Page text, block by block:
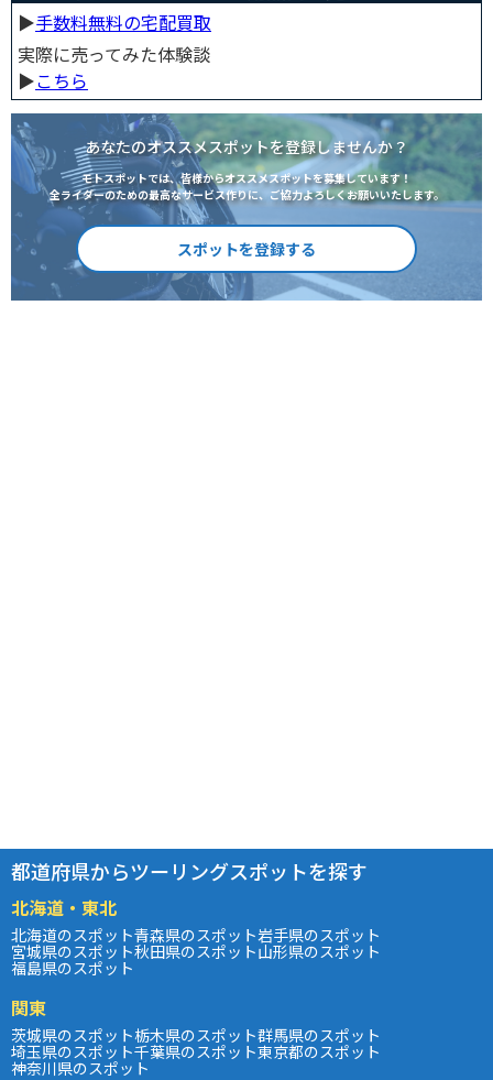
▶︎手数料無料の宅配買取
実際に売ってみた体験談
▶︎こちら
あなたのオススメスポットを登録しませんか？
モトスポットでは、皆様からオススメスポットを募集しています！
全ライダーのための最高なサービス作りに、ご協力よろしくお願いいたします。
スポットを登録する
都道府県からツーリングスポットを探す
北海道・東北
北海道のスポット青森県のスポット岩手県のスポット
宮城県のスポット秋田県のスポット山形県のスポット
福島県のスポット
関東
茨城県のスポット栃木県のスポット群馬県のスポット
埼玉県のスポット千葉県のスポット東京都のスポット
神奈川県のスポット